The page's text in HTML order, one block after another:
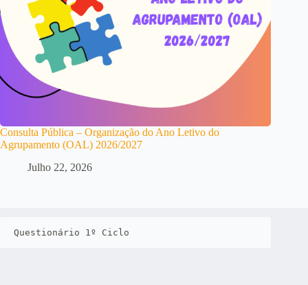
Consulta Pública – Organização do Ano Letivo do
Agrupamento (OAL) 2026/2027
Julho 22, 2026
Questionário 1º Ciclo